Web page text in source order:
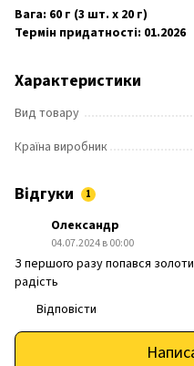
Вага: 60 г (3 шт. x 20 г)
Термін придатності: 01.2026
Характеристики
Вид товару
Країна виробник
Відгуки 1
Олександр
04.07.2024 в 00:00
З першого разу попався
радість
Відповісти